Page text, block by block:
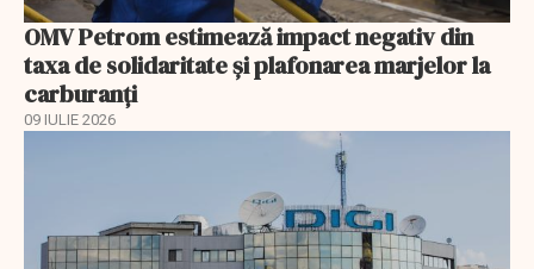
OMV Petrom estimează impact negativ din
taxa de solidaritate și plafonarea marjelor la
carburanți
09 IULIE 2026